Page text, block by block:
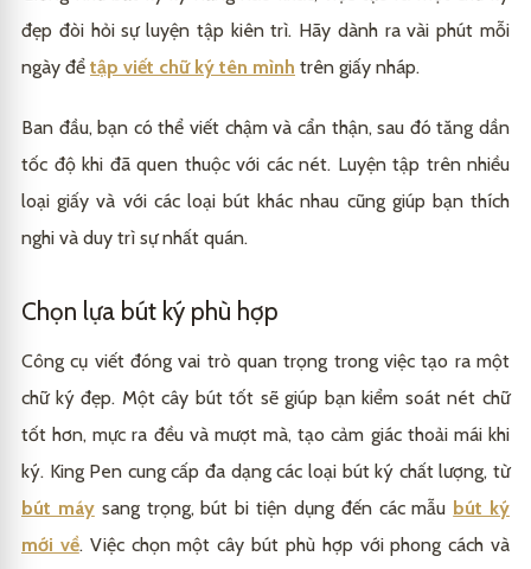
đẹp đòi hỏi sự luyện tập kiên trì. Hãy dành ra vài phút mỗi
ngày để tập viết chữ ký tên mình trên giấy nháp.
Ban đầu, bạn có thể viết chậm và cẩn thận, sau đó tăng dần
tốc độ khi đã quen thuộc với các nét. Luyện tập trên nhiều
loại giấy và với các loại bút khác nhau cũng giúp bạn thích
nghi và duy trì sự nhất quán.
Chọn lựa bút ký phù hợp
Công cụ viết đóng vai trò quan trọng trong việc tạo ra một
chữ ký đẹp. Một cây bút tốt sẽ giúp bạn kiểm soát nét chữ
tốt hơn, mực ra đều và mượt mà, tạo cảm giác thoải mái khi
ký. King Pen cung cấp đa dạng các loại bút ký chất lượng, từ
bút máysang trọng, bút bi tiện dụng đến các mẫu bút ký
mới về. Việc chọn một cây bút phù hợp với phong cách và